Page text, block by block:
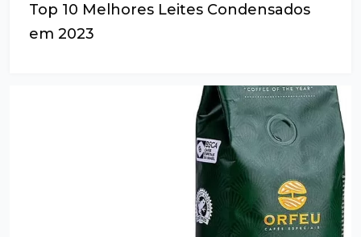
Top 10 Melhores Leites Condensados
em 2023